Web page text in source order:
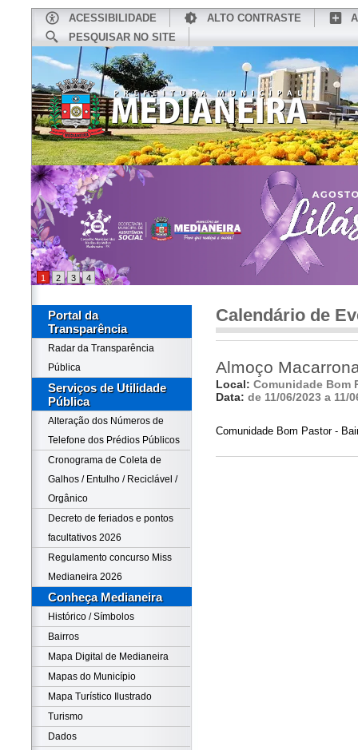
ACESSIBILIDADE ALTO CONTRASTE
PESQUISAR NO SITE
CONHEÇA MEDIANEIRA
1 2 3 4
Portal da
Transparência
Radar da Transparência
Pública
Serviços de Utilidade
Pública
Alteração dos Números de
Telefone dos Prédios Públicos
Cronograma de Coleta de
Galhos / Entulho / Reciclável /
Orgânico
Decreto de feriados e pontos
facultativos 2026
Regulamento concurso Miss
Medianeira 2026
Conheça Medianeira
Histórico / Símbolos
Bairros
Mapa Digital de Medianeira
Mapas do Município
Mapa Turístico Ilustrado
Turismo
Dados
Calendário de
Almoço
Local: Comunidade Bom
Data: de 11/06/2023 a 11/
Comunidade Bom Pastor -